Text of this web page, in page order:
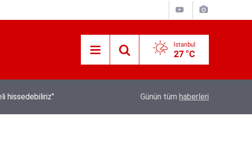
İstanbul
27 °C
Yeni İletişim Vizyonu” başlıklı makales
Günün tüm haberleri